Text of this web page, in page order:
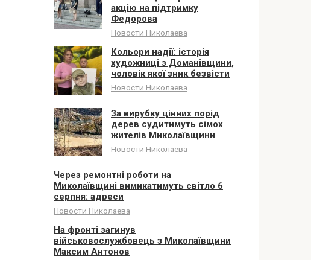
акцію на підтримку
Федорова
Новости Николаева
Кольори надії: історія
художниці з Доманівщини,
чоловік якої зник безвісти
Новости Николаева
За вирубку цінних порід
дерев судитимуть сімох
жителів Миколаївщини
Новости Николаева
Через ремонтні роботи на
Миколаївщині вимикатимуть світло 6
серпня: адреси
Новости Николаева
На фронті загинув
військовослужбовець з Миколаївщини
Максим Антонов